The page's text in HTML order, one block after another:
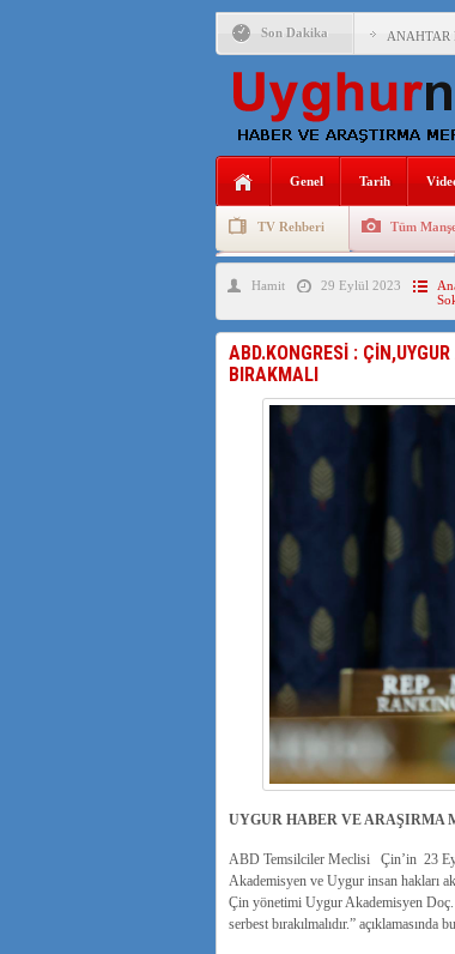
Son Dakika ANAHTAR
ÇİN’İN
DİYANET
150
ÇİN’İN
ÇİN’İN
İŞGALCİ
İŞGALCİ
Genel Tarih
TV Rehberi Tüm
Uygurlarda Düğün ve Cenaze
Hamit 29 Eylül 2023
ABD.KONGRESİ :
BIRAKMALI
UYGUR HABER VE ARAŞIRMA
ABD Temsilciler Meclisi Çin’in 23
Akademisyen ve Uygur insan hakları
Çin yönetimi Uygur Akademisyen Doç.
serbest bırakılmalıdır.” açıklamasında